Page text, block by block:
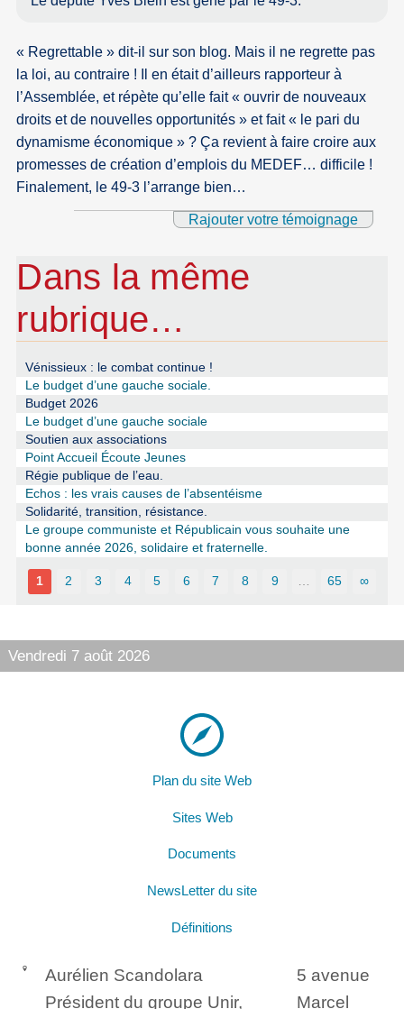
« Regrettable » dit-il sur son blog. Mais il ne regrette pas
la loi, au contraire ! Il en était d’ailleurs rapporteur à
l’Assemblée, et répète qu’elle fait « ouvrir de nouveaux
droits et de nouvelles opportunités » et fait « le pari du
dynamisme économique » ? Ça revient à faire croire aux
promesses de création d’emplois du MEDEF… difficile !
Finalement, le 49-3 l’arrange bien…
Rajouter votre témoignage
Dans la même
rubrique…
Vénissieux : le combat continue !
Le budget d’une gauche sociale.
Budget 2026
Le budget d’une gauche sociale
Soutien aux associations
Point Accueil Écoute Jeunes
Régie publique de l’eau.
Echos : les vrais causes de l’absentéisme
Solidarité, transition, résistance.
Le groupe communiste et Républicain vous souhaite une
bonne année 2026, solidaire et fraternelle.
1 2 3 4 5 6 7 8 9 65 ∞
Vendredi 7 août 2026
Plan du site Web
Sites Web
Documents
NewsLetter du site
Définitions
Aurélien Scandolara
Président du groupe Unir,
5 avenue
Marcel